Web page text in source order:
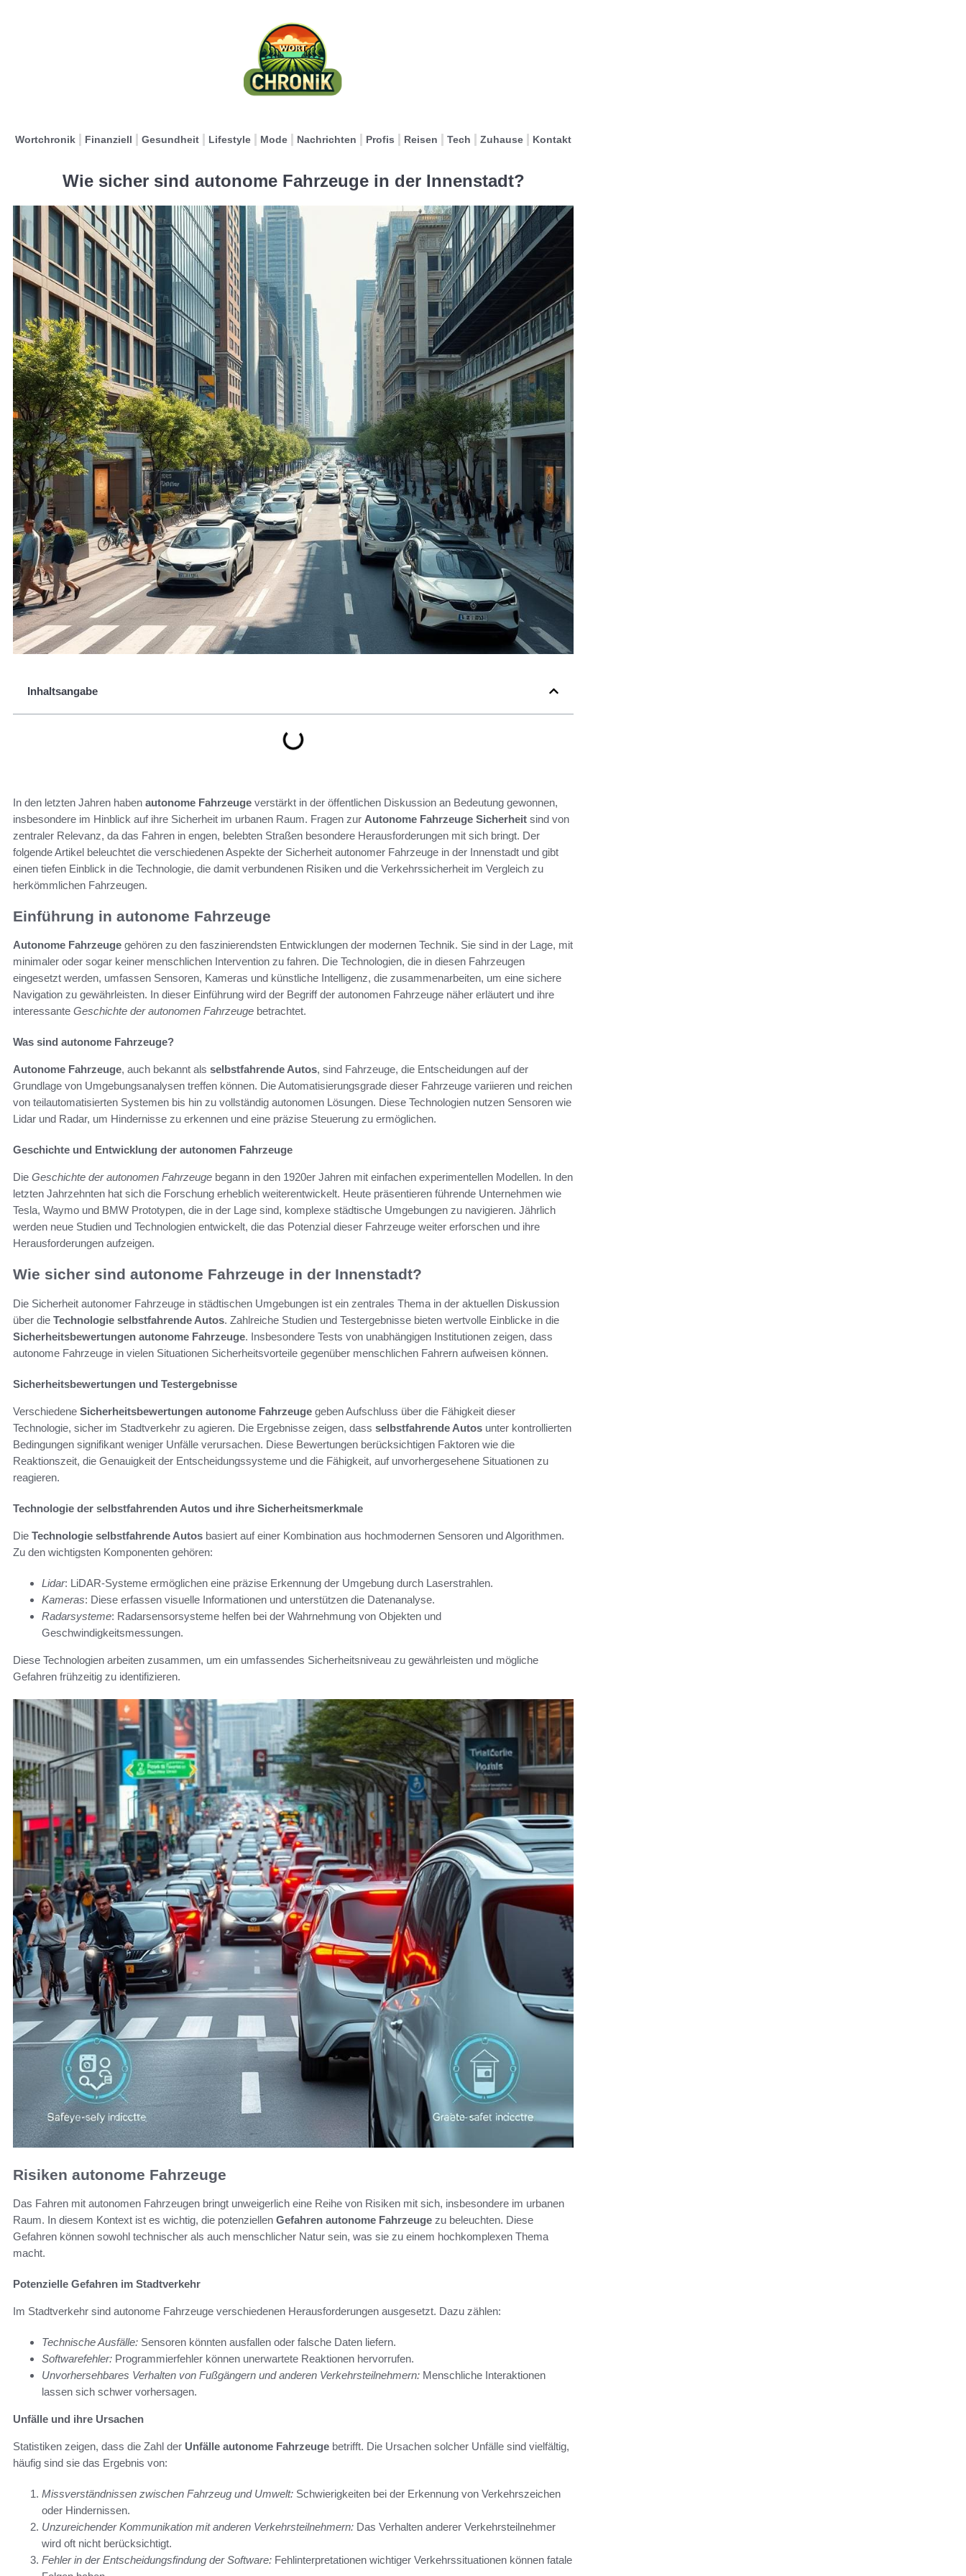
Wortchronik Finanziell Gesundheit Lifestyle Mode Nachrichten Profis Reisen Tech Zuhause Kontakt
Wie sicher sind autonome Fahrzeuge in der Innenstadt?
Inhaltsangabe
In den letzten Jahren haben autonome Fahrzeuge verstärkt in der öffentlichen Diskussion an Bedeutung gewonnen,
insbesondere im Hinblick auf ihre Sicherheit im urbanen Raum. Fragen zur Autonome Fahrzeuge Sicherheit sind von
zentraler Relevanz, da das Fahren in engen, belebten Straßen besondere Herausforderungen mit sich bringt. Der
folgende Artikel beleuchtet die verschiedenen Aspekte der Sicherheit autonomer Fahrzeuge in der Innenstadt und gibt
einen tiefen Einblick in die Technologie, die damit verbundenen Risiken und die Verkehrssicherheit im Vergleich zu
herkömmlichen Fahrzeugen.
Einführung in autonome Fahrzeuge
Autonome Fahrzeuge gehören zu den faszinierendsten Entwicklungen der modernen Technik. Sie sind in der Lage, mit
minimaler oder sogar keiner menschlichen Intervention zu fahren. Die Technologien, die in diesen Fahrzeugen
eingesetzt werden, umfassen Sensoren, Kameras und künstliche Intelligenz, die zusammenarbeiten, um eine sichere
Navigation zu gewährleisten. In dieser Einführung wird der Begriff der autonomen Fahrzeuge näher erläutert und ihre
interessante Geschichte der autonomen Fahrzeuge betrachtet.
Was sind autonome Fahrzeuge?
Autonome Fahrzeuge, auch bekannt als selbstfahrende Autos, sind Fahrzeuge, die Entscheidungen auf der
Grundlage von Umgebungsanalysen treffen können. Die Automatisierungsgrade dieser Fahrzeuge variieren und reichen
von teilautomatisierten Systemen bis hin zu vollständig autonomen Lösungen. Diese Technologien nutzen Sensoren wie
Lidar und Radar, um Hindernisse zu erkennen und eine präzise Steuerung zu ermöglichen.
Geschichte und Entwicklung der autonomen Fahrzeuge
Die Geschichte der autonomen Fahrzeuge begann in den 1920er Jahren mit einfachen experimentellen Modellen. In den
letzten Jahrzehnten hat sich die Forschung erheblich weiterentwickelt. Heute präsentieren führende Unternehmen wie
Tesla, Waymo und BMW Prototypen, die in der Lage sind, komplexe städtische Umgebungen zu navigieren. Jährlich
werden neue Studien und Technologien entwickelt, die das Potenzial dieser Fahrzeuge weiter erforschen und ihre
Herausforderungen aufzeigen.
Wie sicher sind autonome Fahrzeuge in der Innenstadt?
Die Sicherheit autonomer Fahrzeuge in städtischen Umgebungen ist ein zentrales Thema in der aktuellen Diskussion
über die Technologie selbstfahrende Autos. Zahlreiche Studien und Testergebnisse bieten wertvolle Einblicke in die
Sicherheitsbewertungen autonome Fahrzeuge. Insbesondere Tests von unabhängigen Institutionen zeigen, dass
autonome Fahrzeuge in vielen Situationen Sicherheitsvorteile gegenüber menschlichen Fahrern aufweisen können.
Sicherheitsbewertungen und Testergebnisse
Verschiedene Sicherheitsbewertungen autonome Fahrzeuge geben Aufschluss über die Fähigkeit dieser
Technologie, sicher im Stadtverkehr zu agieren. Die Ergebnisse zeigen, dass selbstfahrende Autos unter kontrollierten
Bedingungen signifikant weniger Unfälle verursachen. Diese Bewertungen berücksichtigen Faktoren wie die
Reaktionszeit, die Genauigkeit der Entscheidungssysteme und die Fähigkeit, auf unvorhergesehene Situationen zu
reagieren.
Technologie der selbstfahrenden Autos und ihre Sicherheitsmerkmale
Die Technologie selbstfahrende Autos basiert auf einer Kombination aus hochmodernen Sensoren und Algorithmen.
Zu den wichtigsten Komponenten gehören:
Lidar: LiDAR-Systeme ermöglichen eine präzise Erkennung der Umgebung durch Laserstrahlen.
Kameras: Diese erfassen visuelle Informationen und unterstützen die Datenanalyse.
Radarsysteme: Radarsensorsysteme helfen bei der Wahrnehmung von Objekten und
Geschwindigkeitsmessungen.
Diese Technologien arbeiten zusammen, um ein umfassendes Sicherheitsniveau zu gewährleisten und mögliche
Gefahren frühzeitig zu identifizieren.
Risiken autonome Fahrzeuge
Das Fahren mit autonomen Fahrzeugen bringt unweigerlich eine Reihe von Risiken mit sich, insbesondere im urbanen
Raum. In diesem Kontext ist es wichtig, die potenziellen Gefahren autonome Fahrzeuge zu beleuchten. Diese
Gefahren können sowohl technischer als auch menschlicher Natur sein, was sie zu einem hochkomplexen Thema
macht.
Potenzielle Gefahren im Stadtverkehr
Im Stadtverkehr sind autonome Fahrzeuge verschiedenen Herausforderungen ausgesetzt. Dazu zählen:
Technische Ausfälle: Sensoren könnten ausfallen oder falsche Daten liefern.
Softwarefehler: Programmierfehler können unerwartete Reaktionen hervorrufen.
Unvorhersehbares Verhalten von Fußgängern und anderen Verkehrsteilnehmern: Menschliche Interaktionen
lassen sich schwer vorhersagen.
Unfälle und ihre Ursachen
Statistiken zeigen, dass die Zahl der Unfälle autonome Fahrzeuge betrifft. Die Ursachen solcher Unfälle sind vielfältig,
häufig sind sie das Ergebnis von:
Missverständnissen zwischen Fahrzeug und Umwelt: Schwierigkeiten bei der Erkennung von Verkehrszeichen
oder Hindernissen.
Unzureichender Kommunikation mit anderen Verkehrsteilnehmern: Das Verhalten anderer Verkehrsteilnehmer
wird oft nicht berücksichtigt.
Fehler in der Entscheidungsfindung der Software: Fehlinterpretationen wichtiger Verkehrssituationen können fatale